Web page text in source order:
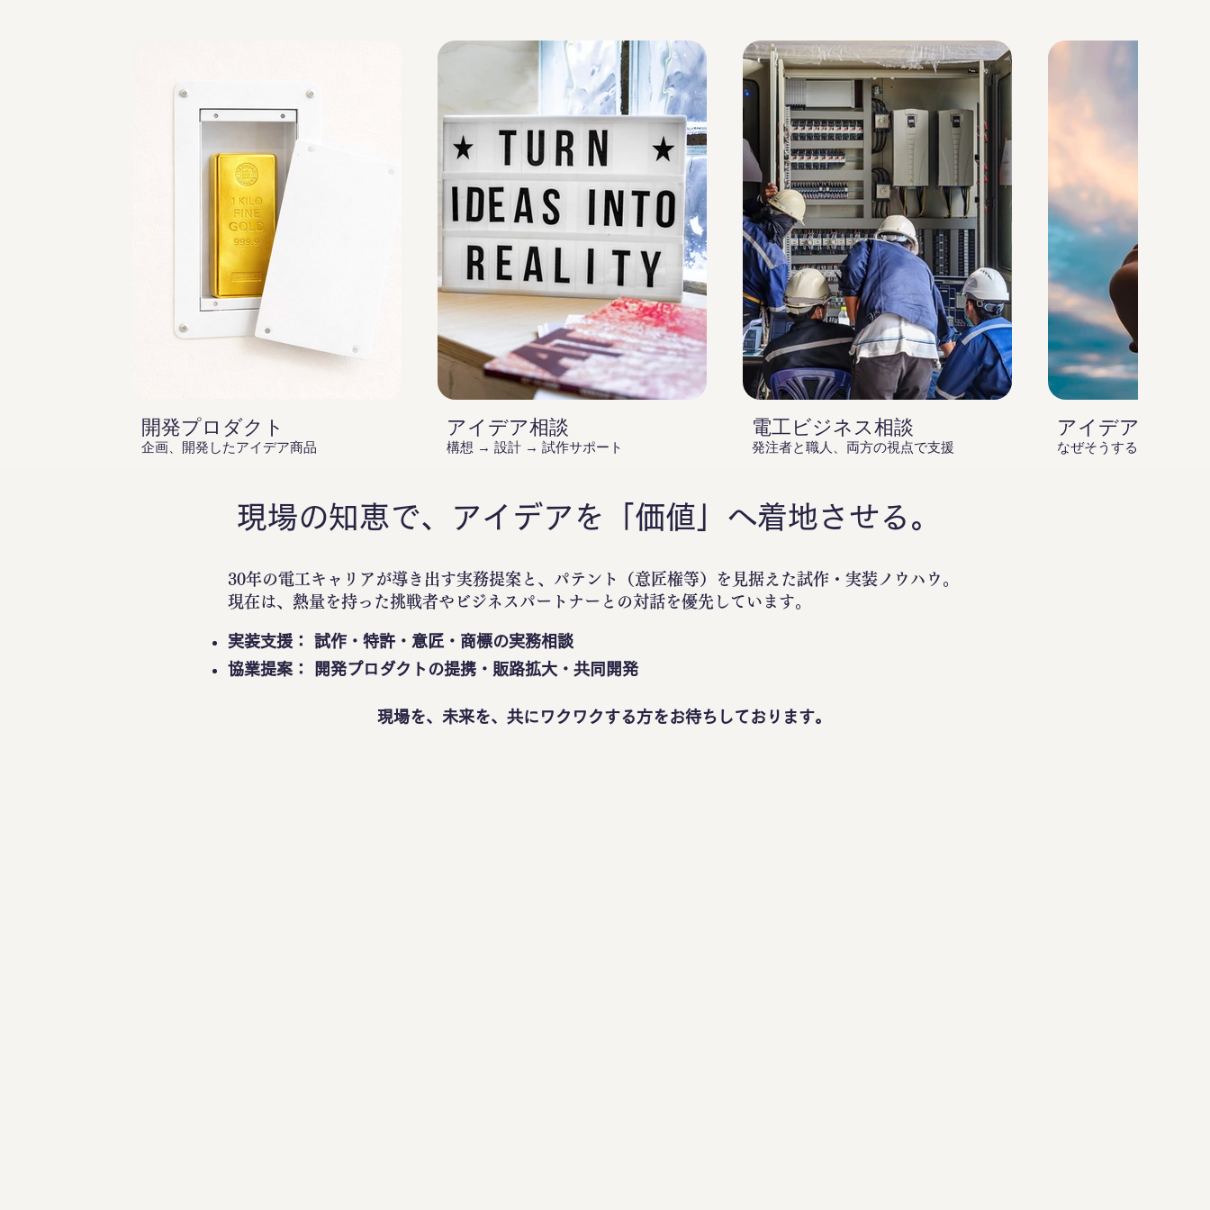
開発プロダクト
企画、開発したアイデア商品
アイデア相談
構想 → 設計 → 試作サポート
電工ビジネス相談
発注者と職人、両方の視点で支援
アイデア庵の思
なぜそうするのか？を伝
現場の知恵で、アイデアを「価値」へ着地させる。
30年の電工キャリアが導き出す実務提案と、パテント（意匠権等）を見据えた試作・実装ノウハウ。
現在は、熱量を持った挑戦者やビジネスパートナーとの対話を優先しています。
実装支援： 試作・特許・意匠・商標の実務相談
協業提案： 開発プロダクトの提携・販路拡大・共同開発
現場を、未来を、共にワクワクする方をお待ちしております。